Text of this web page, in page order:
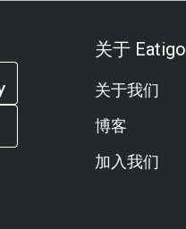
关于 Eatigo
关于我们
博客
加入我们